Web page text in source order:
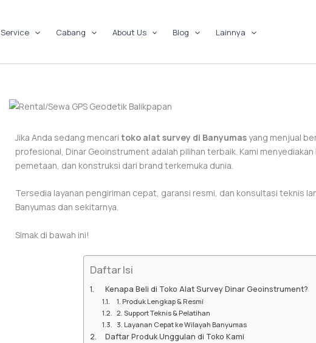
Service Cabang About Us Blog Lainnya
Jika Anda sedang mencari toko alat survey di Banyumas yang menjual
profesional, Dinar Geoinstrument adalah pilihan terbaik. Kami menyediakan
pemetaan, dan konstruksi dari brand terkemuka dunia.
Tersedia layanan pengiriman cepat, garansi resmi, dan konsultasi teknis
Banyumas dan sekitarnya.
Simak di bawah ini!
Daftar Isi
Kenapa Beli di Toko Alat Survey Dinar Geoinstrument?
1. Produk Lengkap & Resmi
2. Support Teknis & Pelatihan
3. Layanan Cepat ke Wilayah Banyumas
Daftar Produk Unggulan di Toko Kami